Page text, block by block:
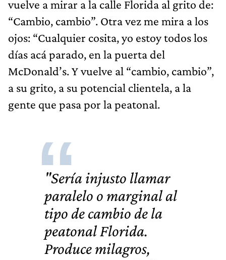
vuelve a mirar a la calle Florida al grito de:
“Cambio, cambio”. Otra vez me mira a los
ojos: “Cualquier cosita, yo estoy todos los
días acá parado, en la puerta del
McDonald’s. Y vuelve al “cambio, cambio”,
a su grito, a su potencial clientela, a la
gente que pasa por la peatonal.
"Sería injusto llamar
paralelo o marginal al
tipo de cambio de la
peatonal Florida.
Produce milagros,